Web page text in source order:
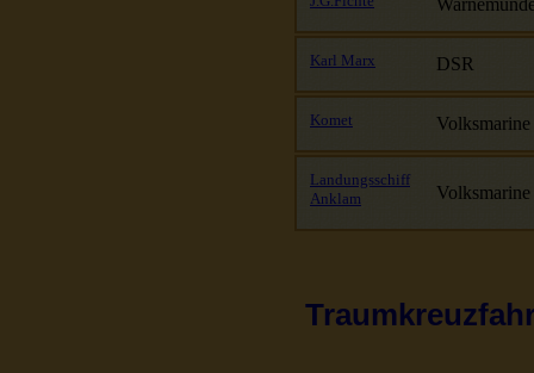
Karl Marx DSR
Komet Volksmarine
Landungsschiff
Anklam
Volksmarine